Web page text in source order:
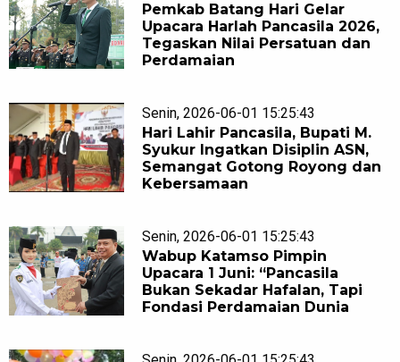
Pemkab Batang Hari Gelar
Upacara Harlah Pancasila 2026,
Tegaskan Nilai Persatuan dan
Perdamaian
Senin, 2026-06-01 15:25:43
Hari Lahir Pancasila, Bupati M.
Syukur Ingatkan Disiplin ASN,
Semangat Gotong Royong dan
Kebersamaan
Senin, 2026-06-01 15:25:43
Wabup Katamso Pimpin
Upacara 1 Juni: “Pancasila
Bukan Sekadar Hafalan, Tapi
Fondasi Perdamaian Dunia